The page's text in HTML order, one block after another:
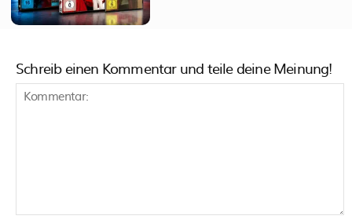
Schreib einen Kommentar und teile deine Meinung!